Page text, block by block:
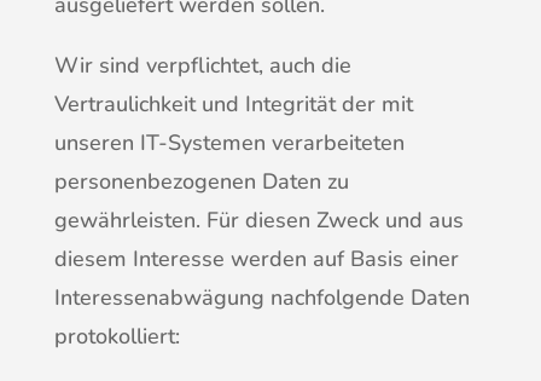
Wir sind verpflichtet, auch die
Vertraulichkeit und Integrität der mit
unseren IT-Systemen verarbeiteten
personenbezogenen Daten zu
gewährleisten. Für diesen Zweck und aus
diesem Interesse werden auf Basis einer
Interessenabwägung nachfolgende Daten
protokolliert: